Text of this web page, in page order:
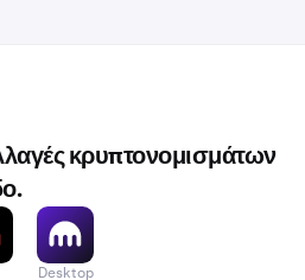
κρυπτονομισμάτων
Desktop